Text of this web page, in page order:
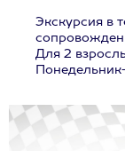
Экскурсия в
Для 2